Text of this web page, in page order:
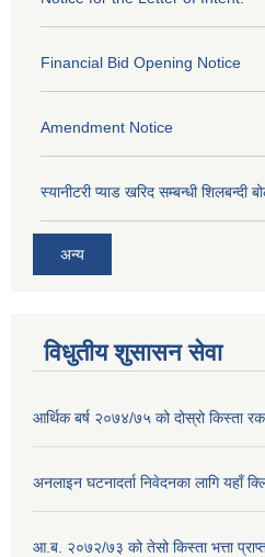
Financial Bid Opening Notice
Amendment Notice
स्यानीटरी प्याड खरिद सम्बन्धी शिलबन्दी
अन्य
विधुतीय शुसासन सेवा
आर्थिक बर्ष २०७४/७५ को दोस्रो किस्ता
अनलाइन घटनादर्ता निवेदनका लागि यहाँ
आ.ब. २०७२/७३ को तेसो किस्ता भत्ता प्राप्त